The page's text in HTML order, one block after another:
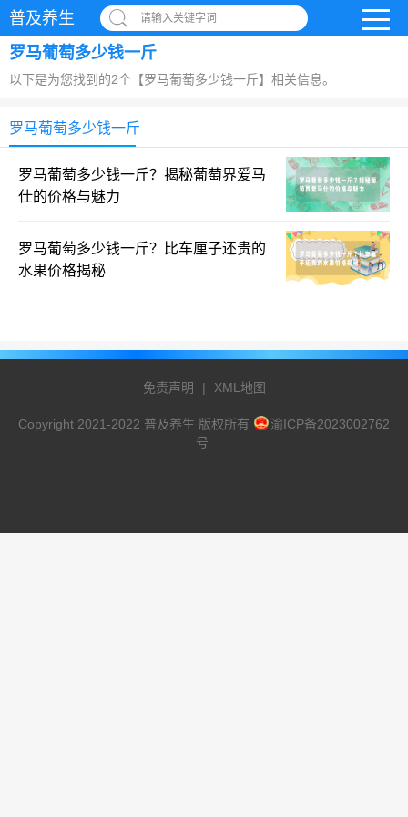
普及养生 请输入关键字词
罗马葡萄多少钱一斤
以下是为您找到的2个【罗马葡萄多少钱一斤】相关信息。
罗马葡萄多少钱一斤
罗马葡萄多少钱一斤？揭秘葡萄界爱马
仕的价格与魅力
罗马葡萄多少钱一斤？比车厘子还贵的
水果价格揭秘
免责声明 | XML地图
Copyright 2021-2022 普及养生 版权所有
渝ICP备2023002762
号